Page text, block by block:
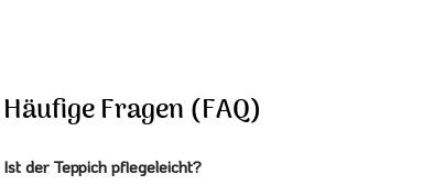
Häufige Fragen (FAQ)
Ist der Teppich pflegeleicht?